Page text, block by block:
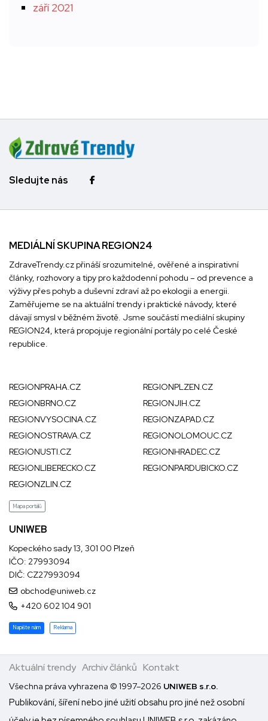
září 2021
Sledujte nás
MEDIÁLNÍ SKUPINA REGION24
ZdraveTrendy.cz přináší srozumitelné, ověřené a inspirativní
články, rozhovory a tipy pro každodenní pohodu – od prevence a
výživy přes pohyb a duševní zdraví až po ekologii a energii.
Zaměřujeme se na aktuální trendy i praktické návody, které
dávají smysl v běžném životě. Jsme součástí mediální skupiny
REGION24, která propojuje regionální portály po celé České
republice.
REGIONPRAHA.CZ
REGIONPLZEN.CZ
REGIONBRNO.CZ
REGIONJIH.CZ
REGIONVYSOCINA.CZ
REGIONZAPAD.CZ
REGIONOSTRAVA.CZ
REGIONOLOMOUC.CZ
REGIONUSTI.CZ
REGIONHRADEC.CZ
REGIONLIBERECKO.CZ
REGIONPARDUBICKO.CZ
REGIONZLIN.CZ
Mapa portálů
UNIWEB
Kopeckého sady 13, 301 00 Plzeň
IČO: 27993094
DIČ: CZ27993094
obchod@uniweb.cz
+420 602 104 901
Napište nám Reklama
Aktuální trendy Archiv článků Kontakt
Všechna práva vyhrazena © 1997–2026 UNIWEB s.r.o.
Publikování, šíření nebo jiné užití obsahu pro jiné než osobní